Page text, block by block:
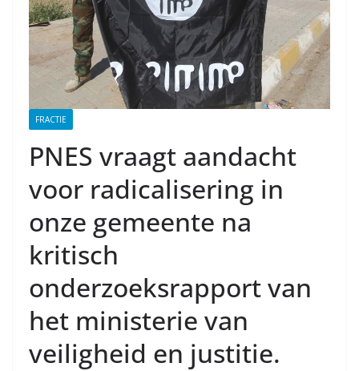
FRACTIE
PNES vraagt aandacht
voor radicalisering in
onze gemeente na
kritisch
onderzoeksrapport van
het ministerie van
veiligheid en justitie.